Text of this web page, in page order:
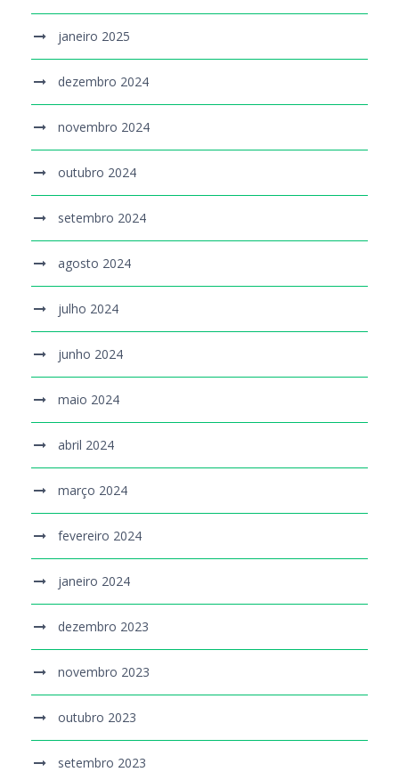
janeiro 2025
dezembro 2024
novembro 2024
outubro 2024
setembro 2024
agosto 2024
julho 2024
junho 2024
maio 2024
abril 2024
março 2024
fevereiro 2024
janeiro 2024
dezembro 2023
novembro 2023
outubro 2023
setembro 2023